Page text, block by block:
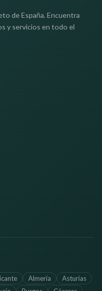
de España. Encuentra
y servicios en todo el
Almería
Asturias